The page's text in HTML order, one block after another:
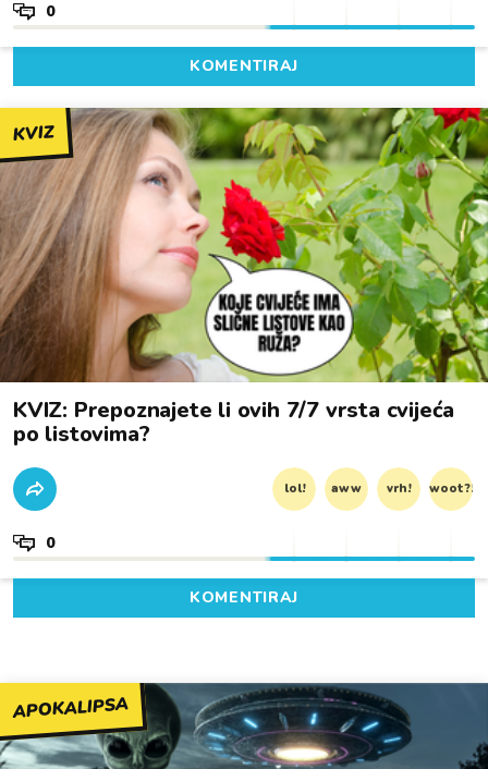
0
KOMENTIRAJ
KVIZ
KVIZ: Prepoznajete li ovih 7/7 vrsta cvijeća
po listovima?
lol! aww vrh! woot?!
0
KOMENTIRAJ
APOKALIPSA